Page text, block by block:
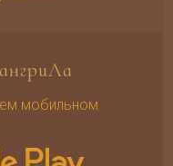
мобильном